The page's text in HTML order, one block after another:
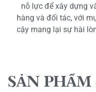
nỗ lực để xây dựng
hàng và đối tác, với
cậy mang lại sự hài
SẢN